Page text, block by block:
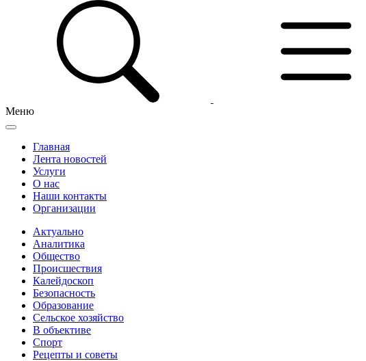
Меню
Главная
Лента новостей
Услуги
О нас
Наши контакты
Организации
Актуально
Аналитика
Общество
Происшествия
Калейдоскоп
Безопасность
Образование
Сельское хозяйство
В объективе
Спорт
Рецепты и советы